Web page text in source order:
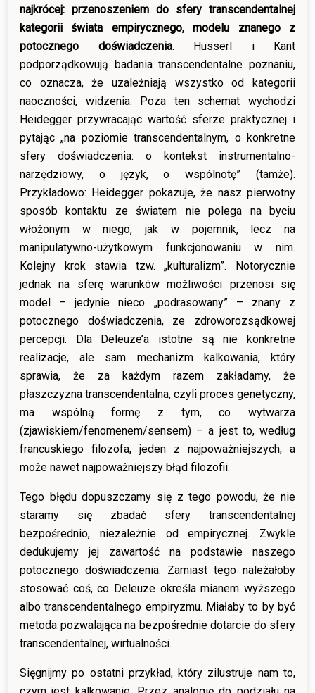
najkrócej: przenoszeniem do sfery transcendentalnej
kategorii świata empirycznego, modelu znanego z
potocznego doświadczenia.Husserl i Kant
podporządkowują badania transcendentalne poznaniu,
co oznacza, że uzależniają wszystko od kategorii
naoczności, widzenia. Poza ten schemat wychodzi
Heidegger przywracając wartość sferze praktycznej i
pytając „na poziomie transcendentalnym, o konkretne
sfery doświadczenia: o kontekst instrumentalno-
narzędziowy, o język, o wspólnotę” (tamże).
Przykładowo: Heidegger pokazuje, że nasz pierwotny
sposób kontaktu ze światem nie polega na byciu
włożonym w niego, jak w pojemnik, lecz na
manipulatywno-użytkowym funkcjonowaniu w nim.
Kolejny krok stawia tzw. „kulturalizm”. Notorycznie
jednak na sferę warunków możliwości przenosi się
model – jedynie nieco „podrasowany” – znany z
potocznego doświadczenia, ze zdroworozsądkowej
percepcji. Dla Deleuze’a istotne są nie konkretne
realizacje, ale sam mechanizm kalkowania, który
sprawia, że za każdym razem zakładamy, że
płaszczyzna transcendentalna, czyli proces genetyczny,
ma wspólną formę z tym, co wytwarza
(zjawiskiem/fenomenem/sensem) – a jest to, według
francuskiego filozofa, jeden z najpoważniejszych, a
może nawet najpoważniejszy błąd filozofii.
Tego błędu dopuszczamy się z tego powodu, że nie
staramy się zbadać sfery transcendentalnej
bezpośrednio, niezależnie od empirycznej. Zwykle
dedukujemy jej zawartość na podstawie naszego
potocznego doświadczenia. Zamiast tego należałoby
stosować coś, co Deleuze określa mianem wyższego
albo transcendentalnego empiryzmu. Miałaby to by być
metoda pozwalająca na bezpośrednie dotarcie do sfery
transcendentalnej, wirtualności.
Sięgnijmy po ostatni przykład, który zilustruje nam to,